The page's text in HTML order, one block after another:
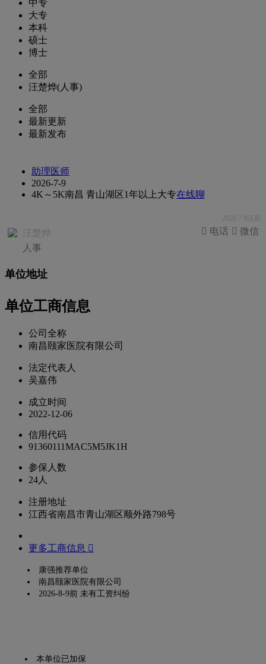
中专
大专
本科
硕士
博士
全部
汪楚烨(人事)
全部
最新更新
最新发布
助理医师
2026-7-9
4K～5K南昌 青山湖区1年以上大专在线聊
2026.7.9活跃
汪楚烨
人事
 微信
 电话
单位地址
单位工商信息
公司全称
南昌颐家医院有限公司
法定代表人
吴嘉伟
成立时间
2022-12-06
信用代码
91360111MAC5M5JK1H
参保人数
24人
注册地址
江西省南昌市青山湖区顺外路798号
更多工商信息 
康强推荐单位
南昌颐家医院有限公司
2026-8-9前 未有工资纠纷
本单位已加保